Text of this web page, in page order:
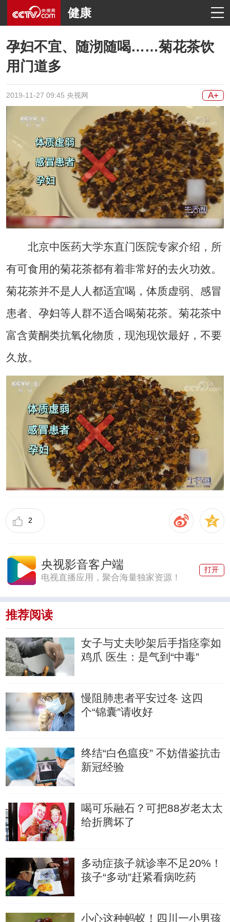
健康
孕妇不宜、随沏随喝……菊花茶饮
用门道多
2019-11-27 09:45 央视网 A+
北京中医药大学东直门医院专家介绍，所
有可食用的菊花茶都有着非常好的去火功效。
菊花茶并不是人人都适宜喝，体质虚弱、感冒
患者、孕妇等人群不适合喝菊花茶。菊花茶中
富含黄酮类抗氧化物质，现泡现饮最好，不要
久放。
2
央视影音客户端
电视直播应用，聚合海量独家资源！
打开
推荐阅读
女子与丈夫吵架后手指痉挛如
鸡爪 医生：是气到“中毒”
慢阻肺患者平安过冬 这四
个“锦囊”请收好
终结“白色瘟疫” 不妨借鉴抗击
新冠经验
喝可乐融石？可把88岁老太太
给折腾坏了
多动症孩子就诊率不足20%！
孩子“多动”赶紧看病吃药
小心这种蚂蚁！四川一小男孩